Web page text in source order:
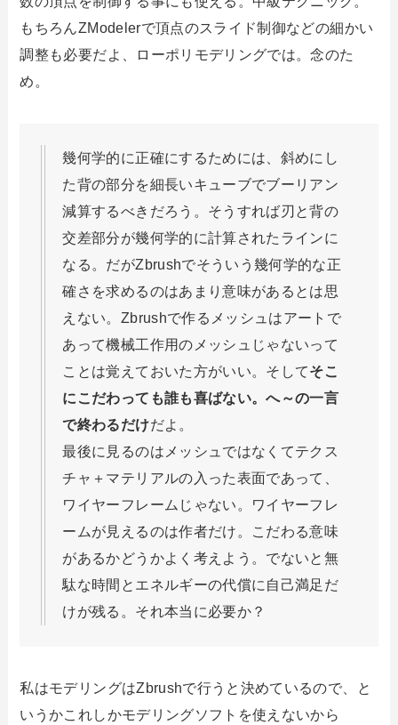
もちろんZModelerで頂点のスライド制御などの細かい
調整も必要だよ、ローポリモデリングでは。念のた
め。
幾何学的に正確にするためには、斜めにし
た背の部分を細長いキューブでブーリアン
減算するべきだろう。そうすれば刃と背の
交差部分が幾何学的に計算されたラインに
なる。だがZbrushでそういう幾何学的な正
確さを求めるのはあまり意味があるとは思
えない。Zbrushで作るメッシュはアートで
あって機械工作用のメッシュじゃないって
ことは覚えておいた方がいい。そしてそこ
にこだわっても誰も喜ばない。へ～の一言
で終わるだけだよ。
最後に見るのはメッシュではなくてテクス
チャ＋マテリアルの入った表面であって、
ワイヤーフレームじゃない。ワイヤーフレ
ームが見えるのは作者だけ。こだわる意味
があるかどうかよく考えよう。でないと無
駄な時間とエネルギーの代償に自己満足だ
けが残る。それ本当に必要か？
私はモデリングはZbrushで行うと決めているので、と
いうかこれしかモデリングソフトを使えないから